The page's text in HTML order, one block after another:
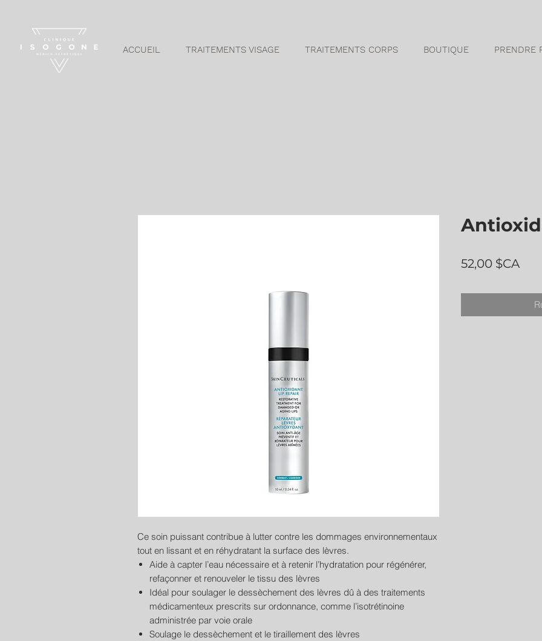
ACCUEIL TRAITEMENTS VISAGE TRAITEMENTS CORPS BOUTIQUE PRENDRE
Ce soin puissant contribue à lutter contre les dommages environnementaux
tout en lissant et en réhydratant la surface des lèvres.
Aide à capter l’eau nécessaire et à retenir l’hydratation pour régénérer,
refaçonner et renouveler le tissu des lèvres
Idéal pour soulager le dessèchement des lèvres dû à des traitements
médicamenteux prescrits sur ordonnance, comme l’isotrétinoine
administrée par voie orale
Soulage le dessèchement et le tiraillement des lèvres
52,00 $CAPrix